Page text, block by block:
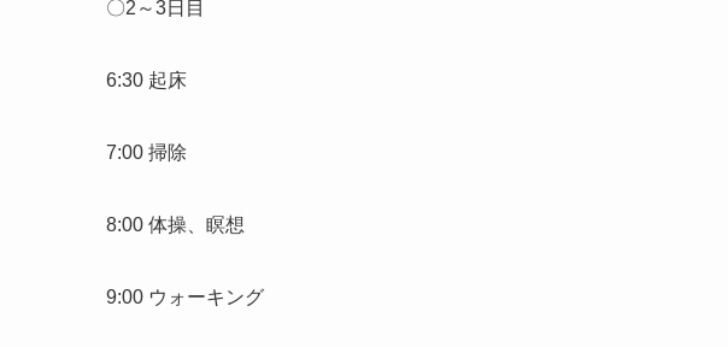
〇2～3日目
6:30 起床
7:00 掃除
8:00 体操、瞑想
9:00 ウォーキング